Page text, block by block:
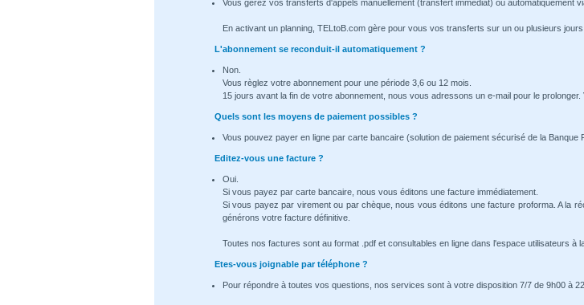
Vous gérez vos transferts d'appels manuellement (transfert immédiat) ou automatiquement
En activant un planning, TELtoB.com gère pour vous vos transferts sur un ou plusieurs jours.
L'abonnement se reconduit-il automatiquement ?
Non.
Vous règlez votre abonnement pour une période 3,6 ou 12 mois.
15 jours avant la fin de votre abonnement, nous vous adressons un e-mail pour le
Quels sont les moyens de paiement possibles ?
Vous pouvez payer en ligne par carte bancaire (solution de paiement sécurisé de la Banque
Editez-vous une facture ?
Oui.
Si vous payez par carte bancaire, nous vous éditons une facture immédiatement.
Si vous payez par virement ou par chèque, nous vous éditons une facture proforma. A la
générons votre facture définitive.
Toutes nos factures sont au format .pdf et consultables en ligne dans l'espace utilisateurs à
Etes-vous joignable par téléphone ?
Pour répondre à toutes vos questions, nos services sont à votre disposition 7/7 de 9h00 à